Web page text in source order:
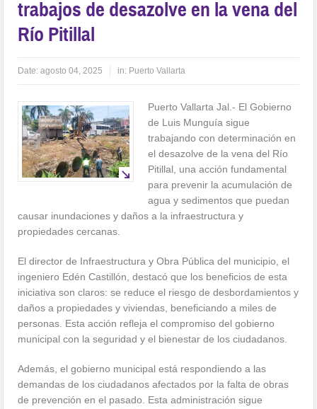
trabajos de desazolve en la vena del
Río Pitillal
Date:agosto 04, 2025 in: Puerto Vallarta
Puerto Vallarta Jal.- El Gobierno
de Luis Munguía sigue
trabajando con determinación en
el desazolve de la vena del Río
Pitillal, una acción fundamental
para prevenir la acumulación de
agua y sedimentos que puedan
causar inundaciones y daños a la infraestructura y
propiedades cercanas.
El director de Infraestructura y Obra Pública del municipio, el
ingeniero Edén Castillón, destacó que los beneficios de esta
iniciativa son claros: se reduce el riesgo de desbordamientos y
daños a propiedades y viviendas, beneficiando a miles de
personas. Esta acción refleja el compromiso del gobierno
municipal con la seguridad y el bienestar de los ciudadanos.
Además, el gobierno municipal está respondiendo a las
demandas de los ciudadanos afectados por la falta de obras
de prevención en el pasado. Esta administración sigue